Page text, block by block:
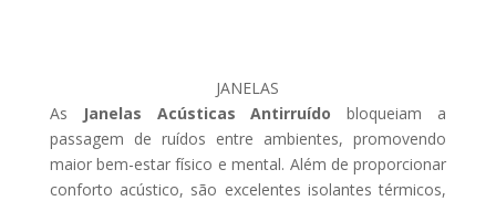
JANELAS
As
Janelas Acústicas Antirruído
bloqueiam a
passagem de ruídos entre ambientes, promovendo
maior bem-estar físico e mental. Além de proporcionar
conforto acústico, são excelentes isolantes térmicos,